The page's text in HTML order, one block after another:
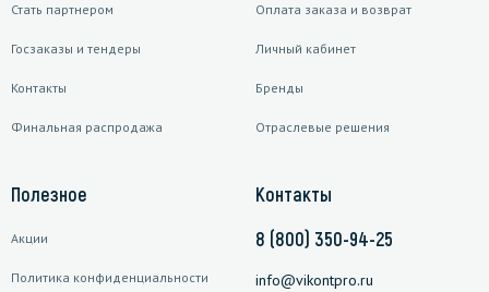
Стать партнером
Госзаказы и тендеры
Контакты
Финальная распродажа
Оплата заказа и возврат
Личный кабинет
Бренды
Отраслевые решения
Полезное
Акции
Политика конфиденциальности
Контакты
8 (800) 350-94-25
info@vikontpro.ru